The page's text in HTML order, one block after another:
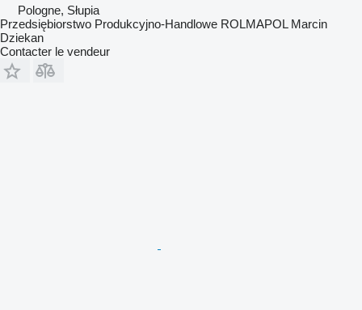
Pologne, Słupia
Przedsiębiorstwo Produkcyjno-Handlowe ROLMAPOL Marcin
Dziekan
Contacter le vendeur